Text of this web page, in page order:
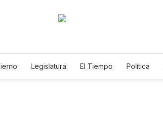
Legislatura El Tiempo Política